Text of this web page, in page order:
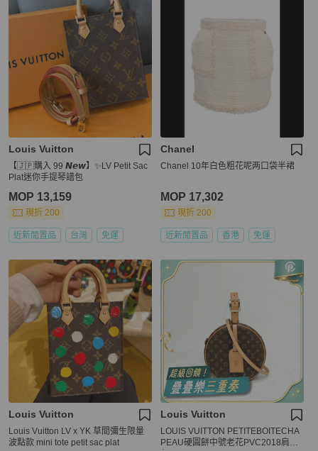
Louis Vuitton
【🇯🇵購入 99 𝙉𝙚𝙬】✨LV Petit Sac
Plat迷你手提琴譜包
MOP 13,159
現折 200
近新閒置品 台灣 免運
Chanel
Chanel 10年白色粗花呢两口袋半裙
MOP 17,302
現折 200
近新閒置品 香港 免運
Louis Vuitton
Louis Vuitton LV x YK 草間彌生限量
波點款 mini tote petit sac plat
Louis Vuitton
LOUIS VUITTON PETITEBOITECHA
PEAU硬圓餅中號老花PVC2018肩背